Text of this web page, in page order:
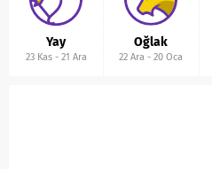
Yay
23 Kas- 21 Ara
Oğlak
22 Ara -20 Oca